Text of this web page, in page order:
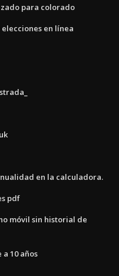
para colorado
en línea
en la calculadora.
pdf
móvil sin historial de
10 años